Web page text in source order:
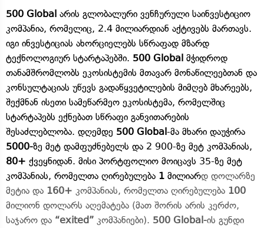
500 Global არის გლობალური ვენჩურული საინვესტიციო
კომპანია, რომელიც, 2.4 მილიარდიან აქტივებს მართავს.
იგი ინვესტიციას ახორციელებს სწრაფად მზარდ
ტექნოლოგიურ სტარტაპებში. 500 Global მჭიდროდ
თანამშრომლობს ეკოსისტემის მთავარ მონაწილეებთან და
კონსულტაციას უწევს გადაწყვეტილების მიმღებ მხარეებს,
შექმნან ისეთი სამეწარმეო ეკოსისტემა, რომელშიც
სტარტაპებს ექნებათ სწრაფი განვითარების
შესაძლებლობა. დღემდე 500 Global -მა მხარი დაუჭირა
5000-ზე მეტ დამფუძნებელს და 2 900-ზე მეტ კომპანიას,
80+ ქვეყნიდან. მისი პორტფოლიო მოიცავს 35-ზე მეტ
კომპანიას, რომელთა ღირებულება 1 მილიარდ დოლარზე
მეტია და 160+ კომპანიას, რომელთა ღირებულება 100
მილიონ დოლარს აღემატება (მათ შორის არის კერძო,
საჯარო და “exited” კომპანიები). 500 Global-ის გუნდი